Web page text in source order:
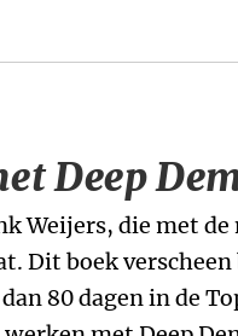
Deep
Weijers, die met
Dit boek
80 dagen in de